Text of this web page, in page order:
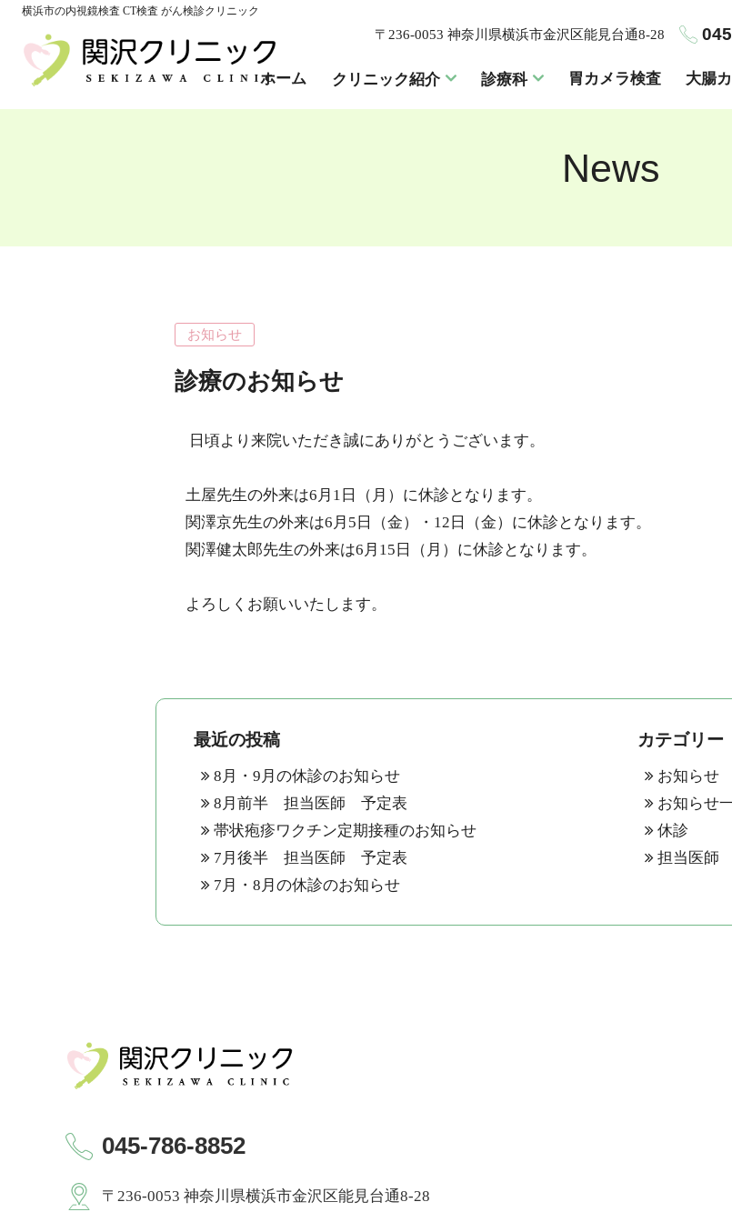
横浜市の内視鏡検査 CT検査 がん検診クリニック
ホーム クリニック紹介 診療科 胃カメラ検査 大腸
〒236-0053 神奈川県横浜市金沢区能見台通8-28
News
診療のお知らせ
お知らせ
日頃より来院いただき誠にありがとうございます。
土屋先生の外来は6 月 1 日（月）に休診となります。
関澤京先生の外来は6 月 5 日（金）・ 12 日（金）に休診となります。
関澤健太郎先生の外来は6 月 15 日（月）に休診となります。
よろしくお願いいたします。
最近の投稿
8月・9月の休診のお知らせ
8月前半 担当医師 予定表
帯状疱疹ワクチン定期接種のお知らせ
7月後半 担当医師 予定表
7月・8月の休診のお知らせ
カテゴリー
お知らせ
お知らせ
休診
担当医師
045-786-8852
〒236-0053 神奈川県横浜市金沢区能見台通8-28
ホーム
クリニック紹介
院長・医師紹介